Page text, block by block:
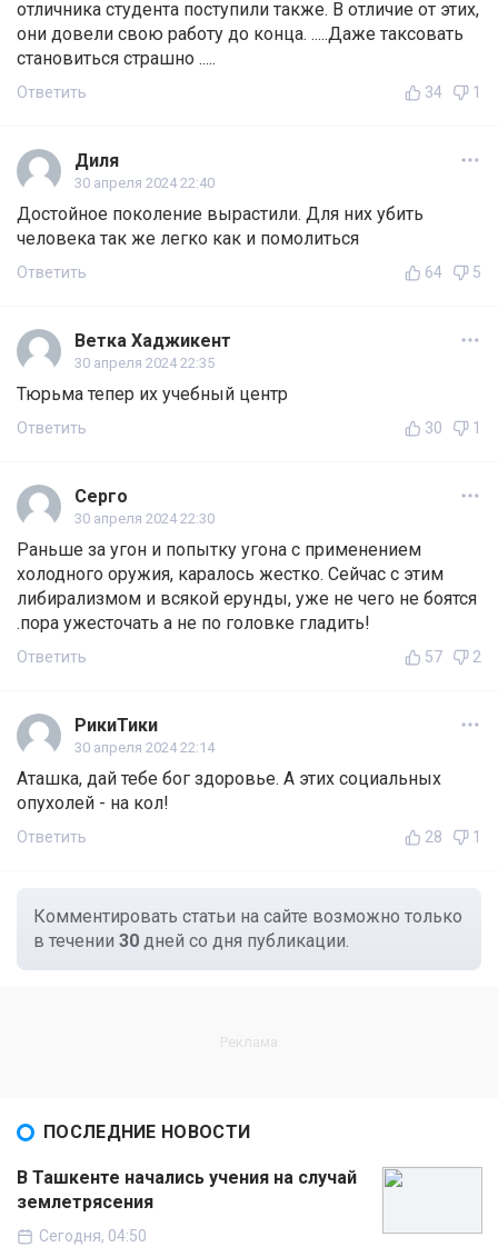
отличника студента поступили также. В отличие от этих,
они довели свою работу до конца. .....Даже таксовать
становиться страшно .....
Ответить 34 1
Диля
30 апреля 2024 22:40
Достойное поколение вырастили. Для них убить
человека так же легко как и помолиться
Ответить 64 5
Ветка Хаджикент
30 апреля 2024 22:35
Тюрьма тепер их учебный центр
Ответить 30 1
Серго
30 апреля 2024 22:30
Раньше за угон и попытку угона с применением
холодного оружия, каралось жестко. Сейчас с этим
либирализмом и всякой ерунды, уже не чего не боятся
.пора ужесточать а не по головке гладить!
Ответить 57 2
РикиТики
30 апреля 2024 22:14
Аташка, дай тебе бог здоровье. А этих социальных
опухолей - на кол!
Ответить 28 1
Комментировать статьи на сайте возможно только
в течении 30 дней со дня публикации.
ПОСЛЕДНИЕ НОВОСТИ
В Ташкенте начались учения на случай
землетрясения
Сегодня, 04:50